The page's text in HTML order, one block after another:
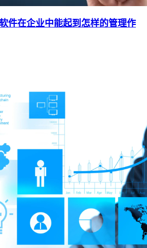
件在企业中能起到怎样的管理作